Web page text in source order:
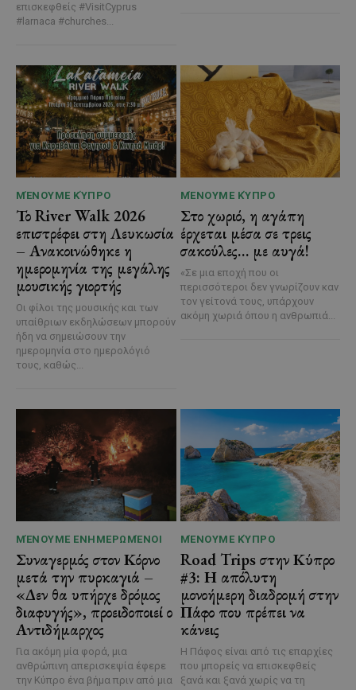
επισκεφθείς #VisitCyprus
#larnaca #churches...
ΜΈΝΟΥΜΕ ΚΎΠΡΟ
Το River Walk 2026
επιστρέφει στη Λευκωσία
– Ανακοινώθηκε η
ημερομηνία της μεγάλης
μουσικής γιορτής
Οι φίλοι της μουσικής και των
υπαίθριων εκδηλώσεων μπορούν
ήδη να σημειώσουν την
ημερομηνία στο ημερολόγιό
τους, καθώς...
ΜΈΝΟΥΜΕ ΚΎΠΡΟ
Στο χωριό, η αγάπη
έρχεται μέσα σε τρεις
σακούλες… με αυγά!
«Σε μια εποχή που οι
περισσότεροι δεν γνωρίζουν καν
τον γείτονά τους, υπάρχουν
ακόμη χωριά όπου η ανθρωπιά...
ΜΈΝΟΥΜΕ ΕΝΗΜΕΡΩΜΈΝΟΙ
Συναγερμός στον Κόρνο
μετά την πυρκαγιά –
«Δεν θα υπήρχε δρόμος
διαφυγής», προειδοποιεί ο
Αντιδήμαρχος
Για ακόμη μία φορά, μια
ανθρώπινη απερισκεψία έφερε
την Κύπρο ένα βήμα πριν από μια
ΜΈΝΟΥΜΕ ΚΎΠΡΟ
Road Trips στην Κύπρο
#3: Η απόλυτη
μονοήμερη διαδρομή στην
Πάφο που πρέπει να
κάνεις
Η Πάφος είναι από τις επαρχίες
που μπορείς να επισκεφθείς
ξανά και ξανά χωρίς να τη